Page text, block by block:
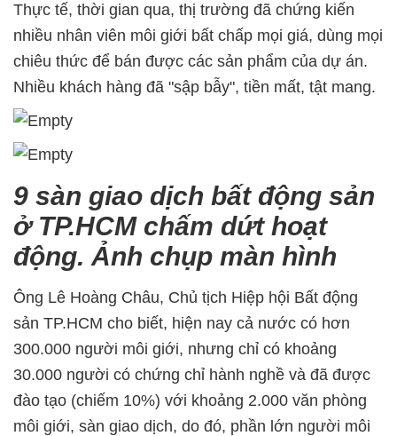
Thực tế, thời gian qua, thị trường đã chứng kiến
nhiều nhân viên môi giới bất chấp mọi giá, dùng mọi
chiêu thức để bán được các sản phẩm của dự án.
Nhiều khách hàng đã "sập bẫy", tiền mất, tật mang.
9 sàn giao dịch bất động sản
ở TP.HCM chấm dứt hoạt
động. Ảnh chụp màn hình
Ông Lê Hoàng Châu, Chủ tịch Hiệp hội Bất động
sản TP.HCM cho biết, hiện nay cả nước có hơn
300.000 người môi giới, nhưng chỉ có khoảng
30.000 người có chứng chỉ hành nghề và đã được
đào tạo (chiếm 10%) với khoảng 2.000 văn phòng
môi giới, sàn giao dịch, do đó, phần lớn người môi